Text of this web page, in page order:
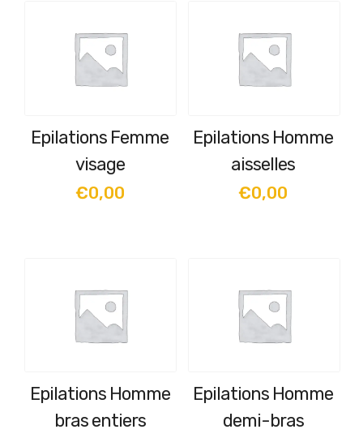
Epilations Femme
visage
€0,00
Epilations Homme
aisselles
€0,00
Epilations Homme
bras entiers
Epilations Homme
demi-bras